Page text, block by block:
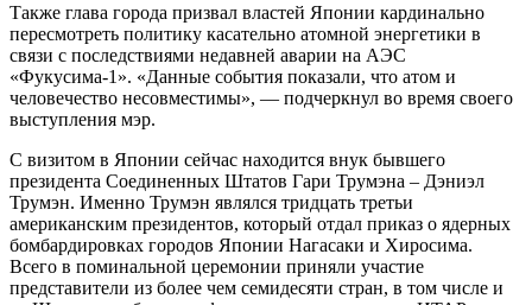
Также глава города призвал властей Японии кардинально
пересмотреть политику касательно атомной энергетики в
связи с последствиями недавней аварии на АЭС
«Фукусима-1». «Данные события показали, что атом и
человечество несовместимы», — подчеркнул во время своего
выступления мэр.
С визитом в Японии сейчас находится внук бывшего
президента Соединенных Штатов Гари Трумэна – Дэниэл
Трумэн. Именно Трумэн являлся тридцать третьи
американским президентов, который отдал приказ о ядерных
бомбардировках городов Японии Нагасаки и Хиросима.
Всего в поминальной церемонии приняли участие
представители из более чем семидесяти стран, в том числе и